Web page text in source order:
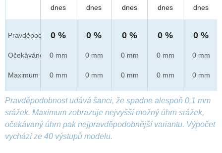
Pravděpod.
Očekáváno
Maximum
dnes
0 %
0 mm
0 mm
dnes
0 %
0 mm
0 mm
dnes
0 %
0 mm
0 mm
dnes
0 %
0 mm
0 mm
dnes
0 %
0 mm
0 mm
Pravděpodobnost udává šanci, že spadne alespoň 0,1 mm
srážek. Maximum zobrazuje nejvyšší možný úhrn srážek,
očekávaný úhrn pak nejpravděpodobnější variantu. Výpočet
vychází ze 40 výstupů modelu.